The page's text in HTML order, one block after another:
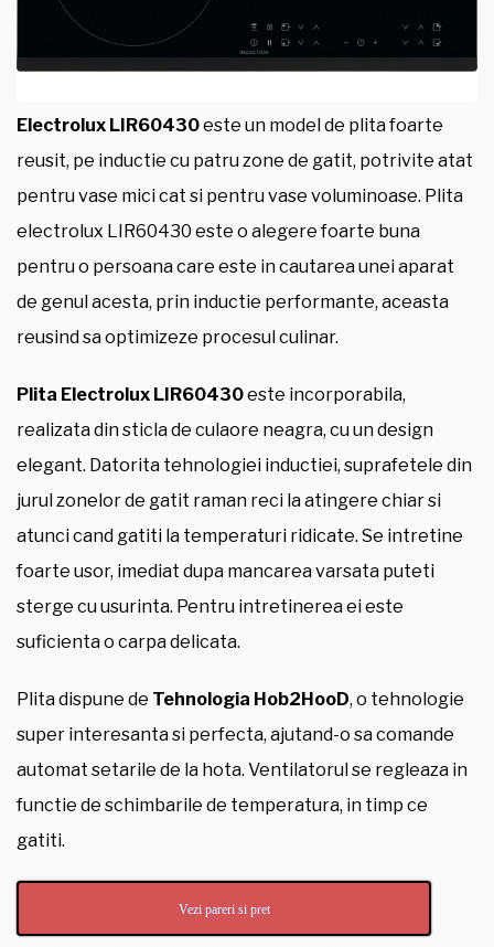
Electrolux LIR60430este un model de plita foarte
reusit, pe inductie cu patru zone de gatit, potrivite atat
pentru vase mici cat si pentru vase voluminoase. Plita
electrolux LIR60430 este o alegere foarte buna
pentru o persoana care este in cautarea unei aparat
de genul acesta, prin inductie performante, aceasta
reusind sa optimizeze procesul culinar.
Plita Electrolux LIR60430este incorporabila,
realizata din sticla de culaore neagra, cu un design
elegant. Datorita tehnologiei inductiei, suprafetele din
jurul zonelor de gatit raman reci la atingere chiar si
atunci cand gatiti la temperaturi ridicate. Se intretine
foarte usor, imediat dupa mancarea varsata puteti
sterge cu usurinta. Pentru intretinerea ei este
suficienta o carpa delicata.
Plita dispune de Tehnologia Hob2HooD, o tehnologie
super interesanta si perfecta, ajutand-o sa comande
automat setarile de la hota. Ventilatorul se regleaza in
functie de schimbarile de temperatura, in timp ce
gatiti.
Vezi pareri si pret